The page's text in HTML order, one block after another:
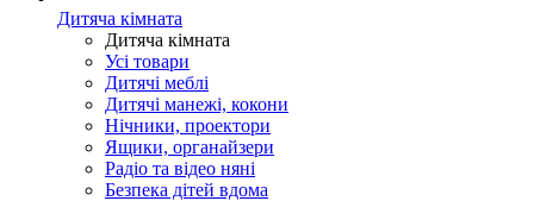
Дитяча кімната
Дитяча кімната
Усі товари
Дитячі меблі
Дитячі манежі, кокони
Нічники, проектори
Ящики, органайзери
Радіо та відео няні
Безпека дітей вдома